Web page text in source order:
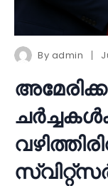
By admin